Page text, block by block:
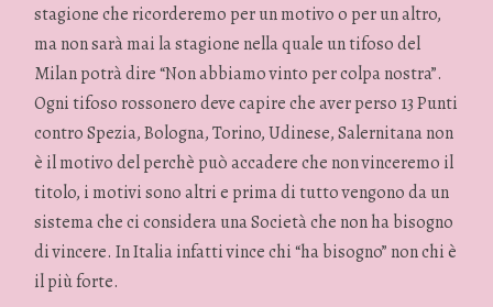
stagione che ricorderemo per un motivo o per un altro,
ma non sarà mai la stagione nella quale un tifoso del
Milan potrà dire “Non abbiamo vinto per colpa nostra”.
Ogni tifoso rossonero deve capire che aver perso 13 Punti
contro Spezia, Bologna, Torino, Udinese, Salernitana non
è il motivo del perchè può accadere che non vinceremo il
titolo, i motivi sono altri e prima di tutto vengono da un
sistema che ci considera una Società che non ha bisogno
di vincere. In Italia infatti vince chi “ha bisogno” non chi è
il più forte.